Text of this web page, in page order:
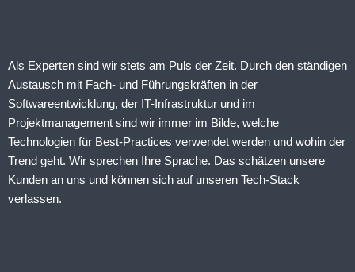
Als Experten sind wir stets am Puls der Zeit. Durch den ständigen
Austausch mit Fach- und Führungskräften in der
Softwareentwicklung, der IT-Infrastruktur und im
Projektmanagement sind wir immer im Bilde, welche
Technologien für Best-Practices verwendet werden und wohin der
Trend geht. Wir sprechen Ihre Sprache. Das schätzen unsere
Kunden an uns und können sich auf unseren Tech-Stack
verlassen.